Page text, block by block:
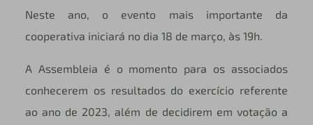
Neste ano, o evento mais importante da
cooperativa iniciará no dia 18 de março, às 19h.
A Assembleia é o momento para os associados
conhecerem os resultados do exercício referente
ao ano de 2023, além de decidirem em votação a